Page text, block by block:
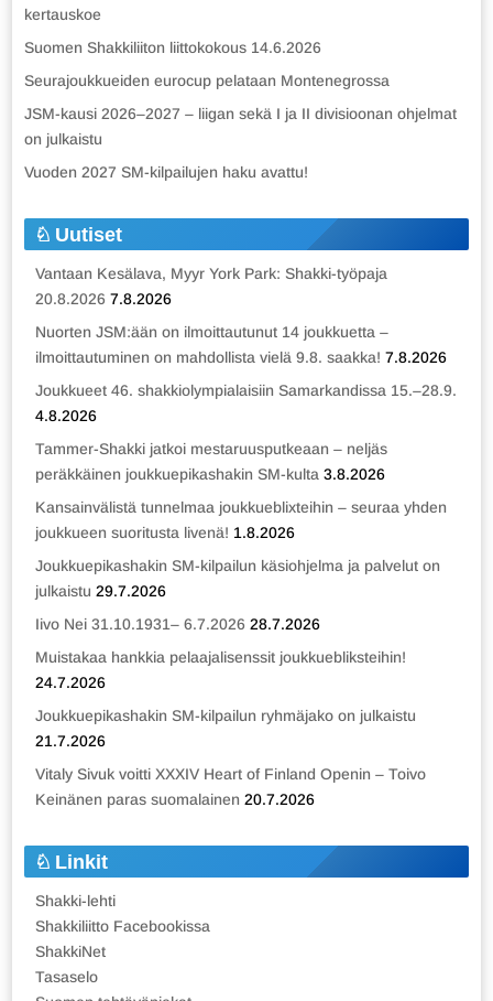
kertauskoe
Suomen Shakkiliiton liittokokous 14.6.2026
Seurajoukkueiden eurocup pelataan Montenegrossa
JSM-kausi 2026–2027 – liigan sekä I ja II divisioonan ohjelmat
on julkaistu
Vuoden 2027 SM-kilpailujen haku avattu!
Uutiset
Vantaan Kesälava, Myyr York Park: Shakki-työpaja
20.8.2026 7.8.2026
Nuorten JSM:ään on ilmoittautunut 14 joukkuetta –
ilmoittautuminen on mahdollista vielä 9.8. saakka! 7.8.2026
Joukkueet 46. shakkiolympialaisiin Samarkandissa 15.–28.9.
4.8.2026
Tammer-Shakki jatkoi mestaruusputkeaan – neljäs
peräkkäinen joukkuepikashakin SM-kulta 3.8.2026
Kansainvälistä tunnelmaa joukkueblixteihin – seuraa yhden
joukkueen suoritusta livenä! 1.8.2026
Joukkuepikashakin SM-kilpailun käsiohjelma ja palvelut on
julkaistu 29.7.2026
Iivo Nei 31.10.1931– 6.7.2026 28.7.2026
Muistakaa hankkia pelaajalisenssit joukkuebliksteihin!
24.7.2026
Joukkuepikashakin SM-kilpailun ryhmäjako on julkaistu
21.7.2026
Vitaly Sivuk voitti XXXIV Heart of Finland Openin – Toivo
Keinänen paras suomalainen 20.7.2026
Linkit
Shakki-lehti
Shakkiliitto Facebookissa
ShakkiNet
Tasaselo